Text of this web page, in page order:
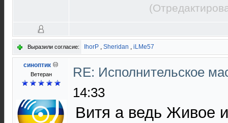
Выразили согласие: IhorP , Sheridan , iLMe57
синоптик
Ветеран
RE: Исполнительское
14:33
Витя а ведь Живое